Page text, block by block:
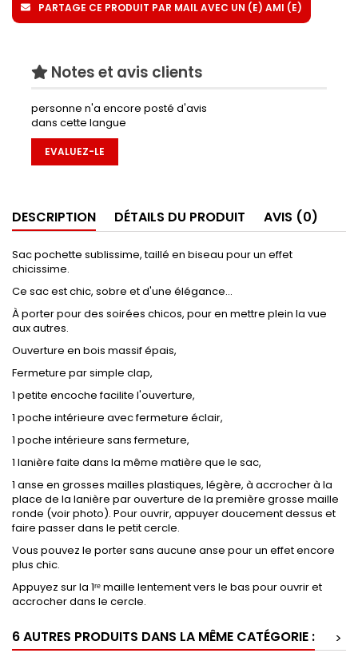
PARTAGE CE PRODUIT PAR MAIL AVEC UN (E) AMI (E)
Notes et avis clients
personne n'a encore posté d'avis
dans cette langue
EVALUEZ-LE
DESCRIPTION DÉTAILS DU PRODUIT AVIS (0)
Sac pochette sublissime, taillé en biseau pour un effet
chicissime.
Ce sac est chic, sobre et d'une élégance...
À porter pour des soirées chicos, pour en mettre plein la vue
aux autres.
Ouverture en bois massif épais,
Fermeture par simple clap,
1 petite encoche facilite l'ouverture,
1 poche intérieure avec fermeture éclair,
1 poche intérieure sans fermeture,
1 lanière faite dans la même matière que le sac,
1 anse en grosses mailles plastiques, légère, à accrocher à la
place de la lanière par ouverture de la première grosse maille
ronde (voir photo). Pour ouvrir, appuyer doucement dessus et
faire passer dans le petit cercle.
Vous pouvez le porter sans aucune anse pour un effet encore
plus chic.
Appuyez sur la 1ʳᵉ maille lentement vers le bas pour ouvrir et
accrocher dans le cercle.
6 AUTRES PRODUITS DANS LA MÊME CATÉGORIE :
>